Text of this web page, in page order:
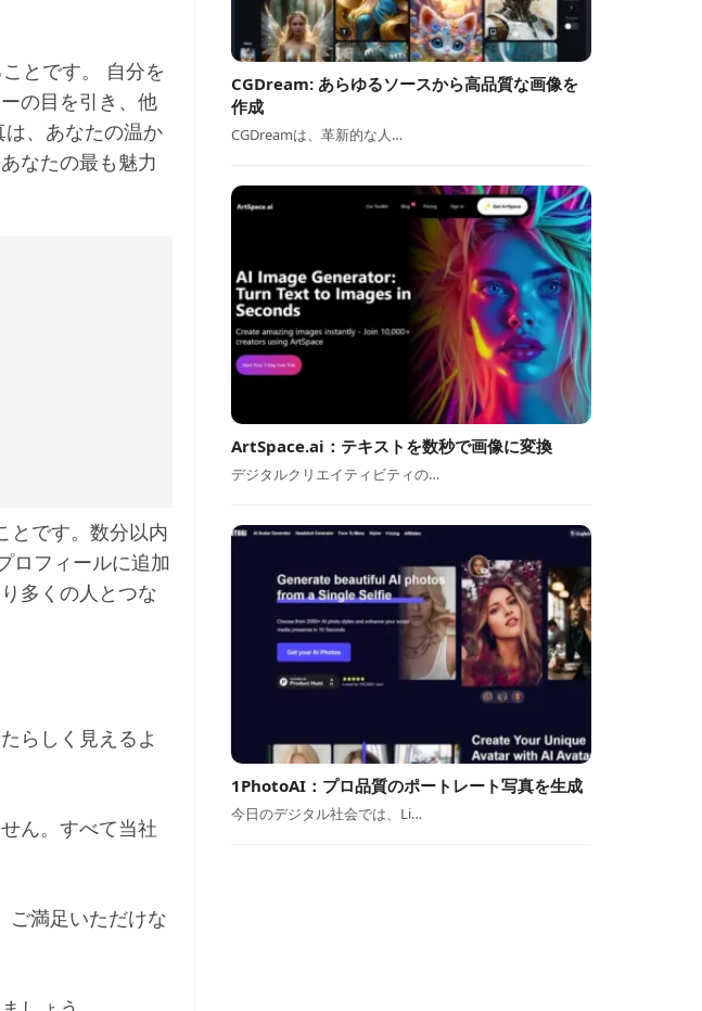
とです。 自分を
の目を引き、他
、あなたの温か
なたの最も魅力
とです。数分以内
ロフィールに追加
多くの人とつな
らしく見えるよ
ん。すべて当社
ご満足いただけな
CGDream: あらゆるソースから高品質な画像を
作成
CGDreamは、革新的な人…
ArtSpace.ai：テキストを数秒で画像に変換
デジタルクリエイティビティの…
1PhotoAI：プロ品質のポートレート写真を生成
今日のデジタル社会では、Li…